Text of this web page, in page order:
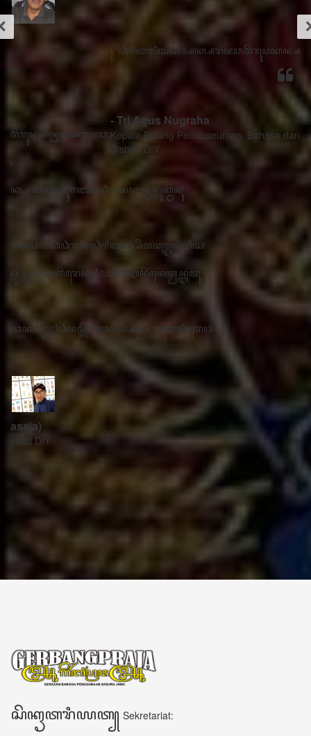
- Tri Agus Nugraha
Kepala Bidang Permuseuman, Bahasa dan Sastra
Disbud DIY
ꦱꦼꦏꦽꦠꦫꦶꦪꦠ꧀ Sekretariat:
ꦏꦩ꧀ꦥꦸꦁꦄꦏ꧀ꦱꦫꦥꦕꦶꦧꦶꦠ
ꦧꦶꦤ꧀ꦠꦫꦤ꧀ꦮꦺꦠꦤ꧀ꦱꦿꦶꦩꦸꦭ꧀ꦚꦥꦶꦪꦸꦁ
ꦔꦤ꧀ꦧꦤ꧀ꦠꦸꦭ꧀ꦪꦺꦴꦒ꧀ꦚꦏꦂꦠ
Bintaran Wetan 06 Kalurahan Srimulyo, Kapanewon Piyungan, Kab. Bantul,
Daerah Istimewa Yogyakarta 55792
GERBANG PRAJA